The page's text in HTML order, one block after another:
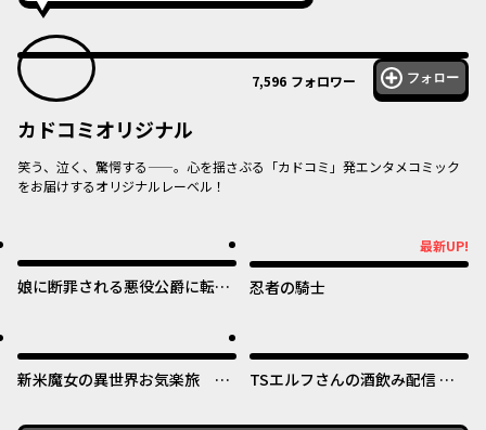
7,596 フォロワー フォロー
カドコミオリジナル
笑う、泣く、驚愕する——。心を揺さぶる「カドコミ」発エンタメコミック
をお届けするオリジナルレーベル！
娘に断罪される悪役公爵に転生
嬢』化する件～
最新UP!
オリジナル
忍者の騎士
新米魔女の異世界お気楽旅 ～
畜は魔女の弟子を名乗り第二の
TSエルフさんの酒飲み配信 ～
じゃないからな!?～